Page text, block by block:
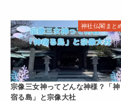
神社仏閣まと
宗像三女神ってどんな神様？「神
宿る島」と宗像大社